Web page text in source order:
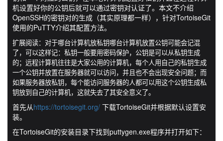
机设置好你的公钥后就可以通过密钥对认证了。本文不介绍
OpenSSH的密钥对的生成（其实原理都一样），针对TortoiseGit
使用的PuTTY介绍其配置方法。
扩展阅读：对于哪台计算机放私钥哪台计算机放置公钥可能会记混
了，可以这样记：私钥一般要用密码保护，公钥是可以从私钥生成
的；远程计算机往往是大家公用的计算机，每个人用自己的私钥生成
一个公钥并放置在服务器就可以访问，并且也不会出现安全问题；而
如果服务器放私钥，每个能访问服务器的人都可以用这个公钥生成私
钥放到自己的计算机，这就失去了其安全意义了。
首先从https://tortoisegit.org/ 下载TortoiseGit并根据默认设置安
装。
在TortoiseGit的安装目录下找到puttygen.exe程序并打开如下：